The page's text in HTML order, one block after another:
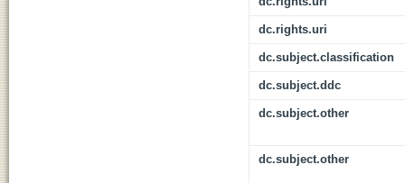
dc.rights.uri
dc.subject.classification
dc.subject.ddc
dc.subject.other
dc.subject.other